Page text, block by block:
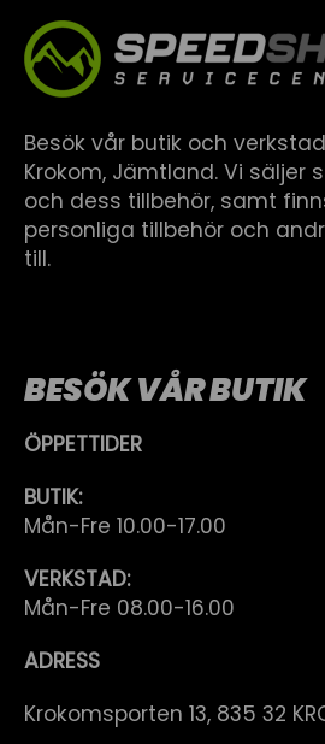
Besök vår butik och
Krokom, Jämtland. Vi säljer
och dess tillbehör, samt
personliga tillbehör och
till.
BESÖK VÅR BUTIK
ÖPPETTIDER
BUTIK:
Mån-Fre 10.00-17.00
VERKSTAD:
Mån-Fre 08.00-16.00
ADRESS
Krokomsporten 13, 835 32